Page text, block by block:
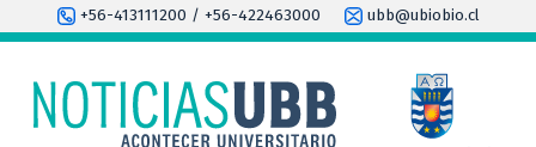
+56-413111200 / +56-422463000 ubb@ubiobio.cl